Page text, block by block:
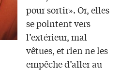
pour sortir». Or, elles
se pointent vers
l’extérieur, mal
vêtues, et rien ne les
empêche d’aller au